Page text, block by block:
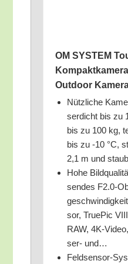
OM SYSTEM
Out­door
Nütz­li­che
ser­dicht bis zu
bis zu 100 kg,
bis zu ‑10 °C,
2,1 m und
Hohe
sen­des
sor, True­Pic
RAW, 4K-
ser- und…
Feld­sen­sor-